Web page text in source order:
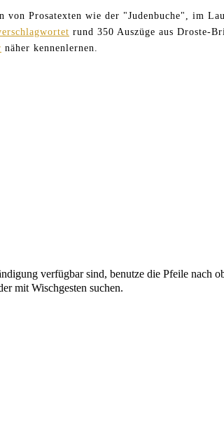
von Prosatexten wie der "Judenbuche", im
rund 350 Auszüge aus Droste-
näher kennenlernen.
verfügbar sind, benutze die Pfeile nach
mit Wischgesten suchen.